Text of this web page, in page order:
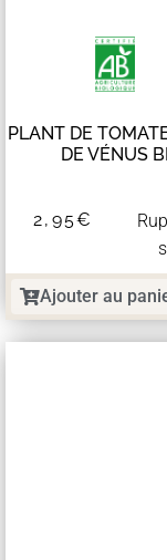
PLANT DE
DE VÉNUS
2,95€
Ajouter au